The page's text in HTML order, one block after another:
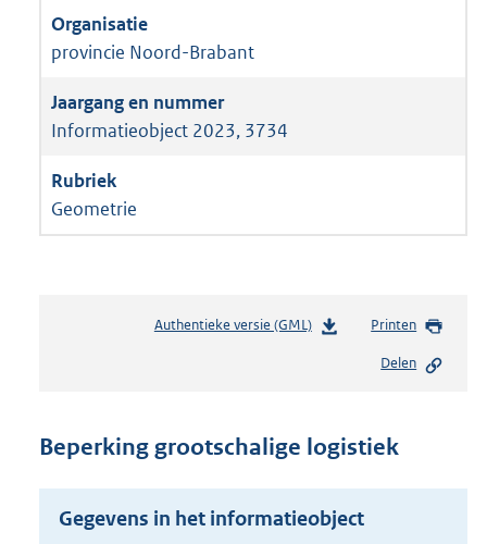
provincie Noord-Brabant
Informatieobject 2023, 3734
Geometrie
Authentieke versie (GML)b
n
s
r
Printen
Delen
Beperking grootschalige logistiek
Gegevens in het informatieobject